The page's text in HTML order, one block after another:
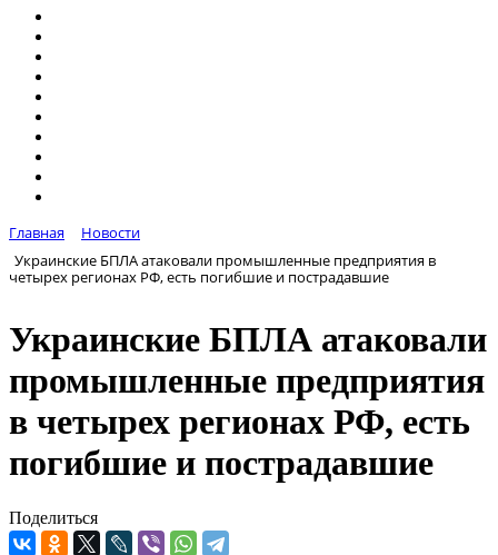
Главная
Новости
Украинские БПЛА атаковали промышленные предприятия в
четырех регионах РФ, есть погибшие и пострадавшие
Украинские БПЛА атаковали
промышленные предприятия
в четырех регионах РФ, есть
погибшие и пострадавшие
Поделиться